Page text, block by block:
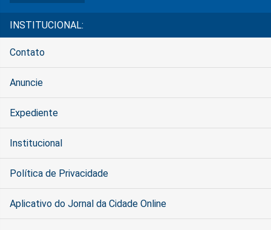
INSTITUCIONAL:
Contato
Anuncie
Expediente
Institucional
Política de Privacidade
Aplicativo do Jornal da Cidade Online